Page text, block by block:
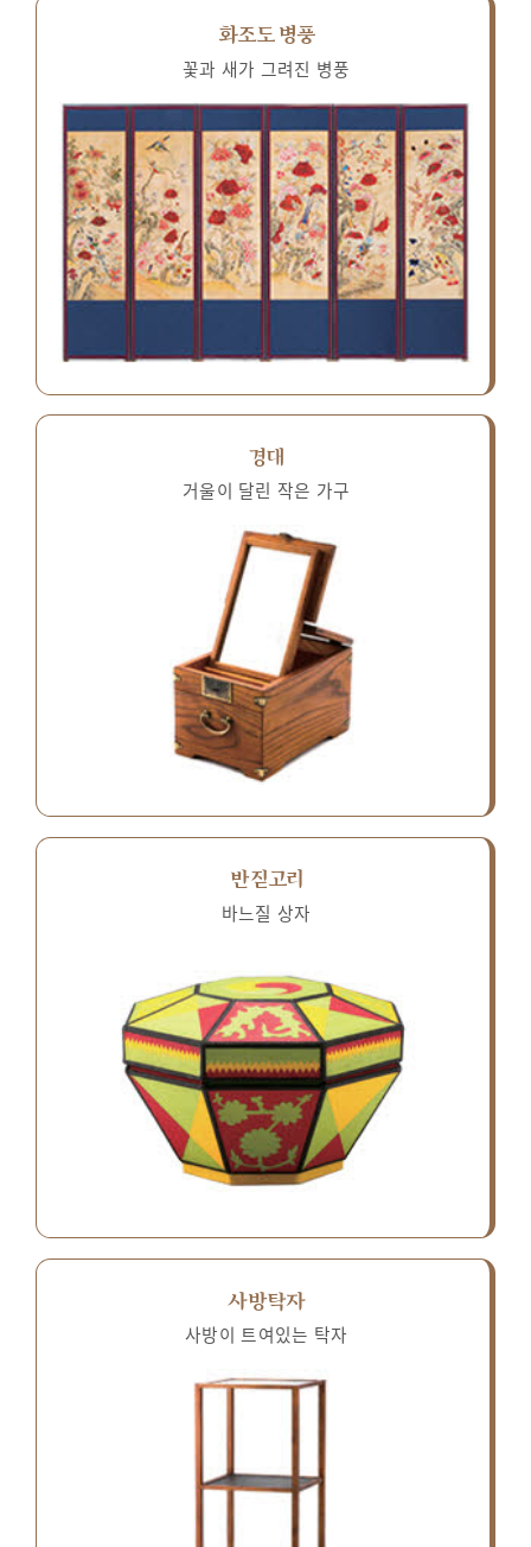
화조도 병풍
꽃과 새가 그려진 병풍
경대
거울이 달린 작은 가구
반짇고리
바느질 상자
사방탁자
사방이 트여있는 탁자